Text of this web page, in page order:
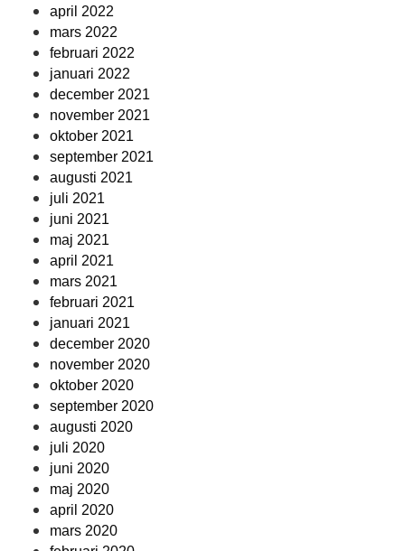
april 2022
mars 2022
februari 2022
januari 2022
december 2021
november 2021
oktober 2021
september 2021
augusti 2021
juli 2021
juni 2021
maj 2021
april 2021
mars 2021
februari 2021
januari 2021
december 2020
november 2020
oktober 2020
september 2020
augusti 2020
juli 2020
juni 2020
maj 2020
april 2020
mars 2020